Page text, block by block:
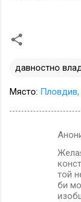
давностно
Място: Пловдив,
той
би